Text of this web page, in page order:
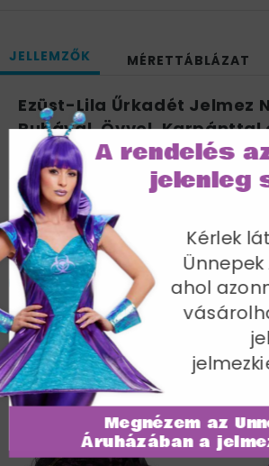
JELLEMZŐK MÉRETTÁBLÁZAT
Ezüst-Lila Űrkadét Jelmez
Ruhával, Övvel, Karpánttal
Csizmaszárral - S
Mellbőség 88-90 cm / Derékbőség
Csípőméret 94-97 cm / Belső
Cikkszám: 33469S
További termékek a
Megnézem az
Áruházában a
Kérlek
ahol
A rendelés
jelenleg